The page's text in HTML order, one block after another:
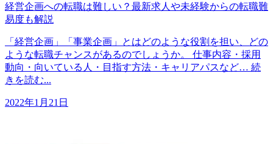
経営企画への転職は難しい？最新求人や未経験からの転職難
易度も解説
「経営企画」「事業企画」とはどのような役割を担い、どの
ような転職チャンスがあるのでしょうか。 仕事内容・採用
動向・向いている人・目指す方法・キャリアパスなど… 続
きを読む...
2022年1月21日